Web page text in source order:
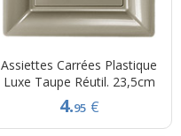
Assiettes Carrées Plastique
Luxe Taupe Réutil. 23,5cm
4.95 €